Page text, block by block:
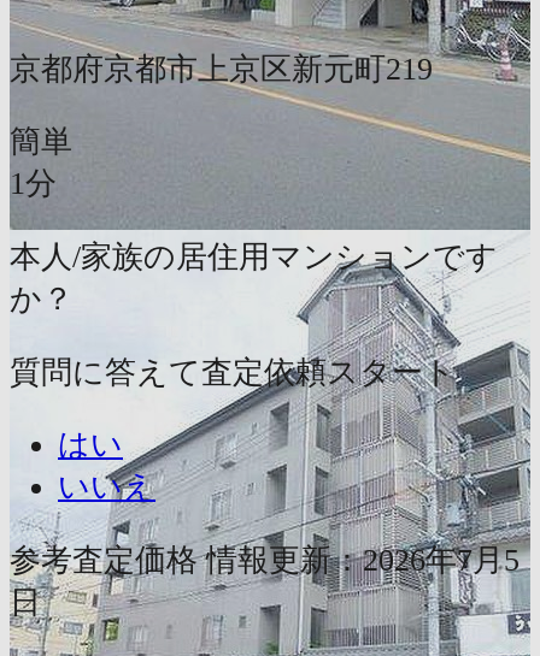
京都府京都市上京区新元町219
簡単
1分
本人/家族の居住用マンションです
か？
質問に答えて査定依頼スタート
はい
いいえ
参考査定価格 情報更新：2026年7月5
日